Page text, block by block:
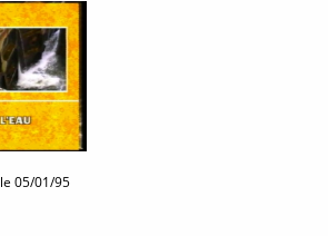
le 05/01/95